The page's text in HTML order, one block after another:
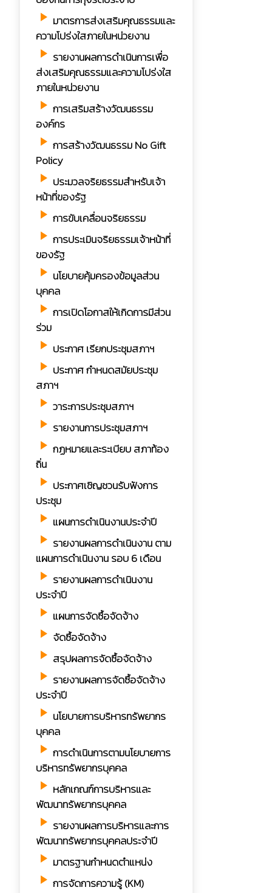
play_arrow มาตรการส่งเสริมคุณธรรมและ
ความโปร่งใสภายในหน่วยงาน
play_arrow รายงานผลการดำเนินการเพื่อ
ส่งเสริมคุณธรรมและความโปร่งใส
ภายในหน่วยงาน
play_arrow การเสริมสร้างวัฒนธรรม
องค์กร
play_arrow การสร้างวัฒนธรรม No Gift
Policy
play_arrow ประมวลจริยธรรมสำหรับเจ้า
หน้าที่ของรัฐ
play_arrow การขับเคลื่อนจริยธรรม
play_arrow การประเมินจริยธรรมเจ้าหน้าที่
ของรัฐ
play_arrow นโยบายคุ้มครองข้อมูลส่วน
บุคคล
play_arrow การเปิดโอกาสให้เกิดการมีส่วน
ร่วม
play_arrow ประกาศ เรียกประชุมสภาฯ
play_arrow ประกาศ กำหนดสมัยประชุม
สภาฯ
play_arrow วาระการประชุมสภาฯ
play_arrow รายงานการประชุมสภาฯ
play_arrow กฏหมายและระเบียบ สภาท้อง
ถิ่น
play_arrow ประกาศเชิญชวนรับฟังการ
ประชุม
play_arrow แผนการดำเนินงานประจำปี
play_arrow รายงานผลการดำเนินงาน ตาม
แผนการดำเนินงาน รอบ 6 เดือน
play_arrow รายงานผลการดำเนินงาน
ประจำปี
play_arrow แผนการจัดซื้อจัดจ้าง
play_arrow จัดซื้อจัดจ้าง
play_arrow สรุปผลการจัดซื้อจัดจ้าง
play_arrow รายงานผลการจัดซื้อจัดจ้าง
ประจำปี
play_arrow นโยบายการบริหารทรัพยากร
บุคคล
play_arrow การดำเนินการตามนโยบายการ
บริหารทรัพยากรบุคคล
play_arrow หลักเกณฑ์การบริหารและ
พัฒนาทรัพยากรบุคคล
play_arrow รายงานผลการบริหารและการ
พัฒนาทรัพยากรบุคคลประจำปี
play_arrow มาตรฐานกำหนดตำแหน่ง
play_arrow การจัดการความรู้ (KM)